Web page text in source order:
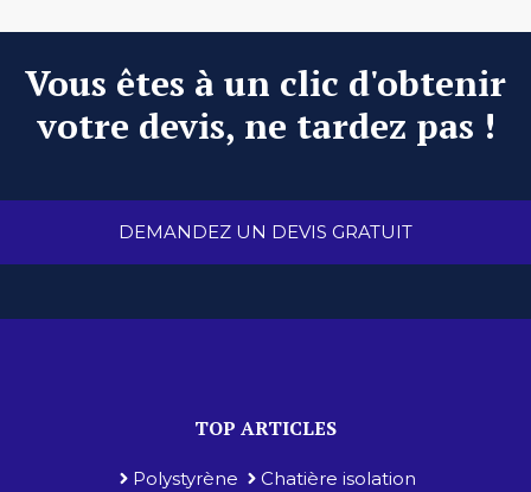
Vous êtes à un clic d'obtenir
votre devis, ne tardez pas !
DEMANDEZ UN DEVIS GRATUIT
TOP ARTICLES
Polystyrène
Chatière isolation